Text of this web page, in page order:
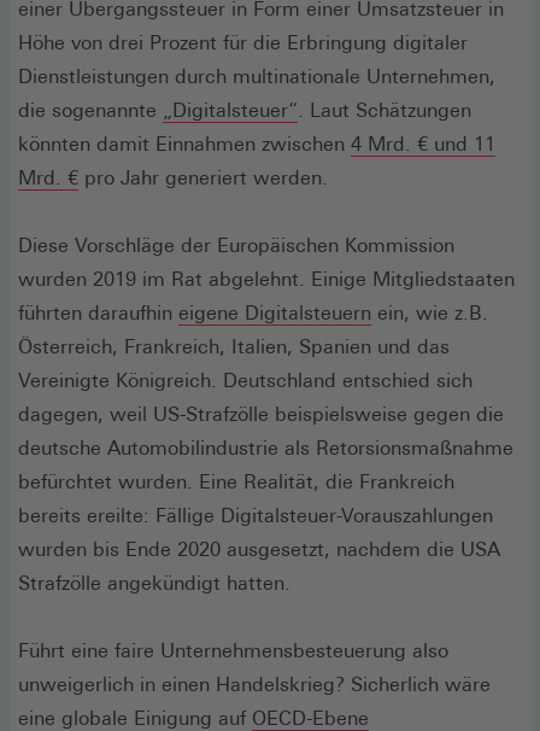
einer Übergangssteuer in Form einer Umsatzsteuer in
Höhe von drei Prozent für die Erbringung digitaler
Dienstleistungen durch multinationale Unternehmen,
die sogenannte
„Digitalsteuer“ (Öffnet
in
einem
Fenster)
. Laut Schätzungen
könnten damit Einnahmen zwischen 4 Mrd. € und 11
Mrd. €(Öffnet
einem
neuen
Fenster)
pro Jahr generiert werden.
Diese Vorschläge der Europäischen Kommission
wurden 2019 im Rat abgelehnt. Einige Mitgliedstaaten
führten daraufhin eigene Digitalsteuern (Öffnet
in
einem
neuen
Fenster)
ein, wie z.B.
Österreich, Frankreich, Italien, Spanien und das
Vereinigte Königreich. Deutschland entschied sich
dagegen, weil US-Strafzölle beispielsweise gegen die
deutsche Automobilindustrie als Retorsionsmaßnahme
befürchtet wurden. Eine Realität, die Frankreich
bereits ereilte: Fällige Digitalsteuer-Vorauszahlungen
wurden bis Ende 2020 ausgesetzt, nachdem die USA
Strafzölle angekündigt hatten.
Führt eine faire Unternehmensbesteuerung also
unweigerlich in einen Handelskrieg? Sicherlich wäre
eine globale Einigung auf OECD-Ebene